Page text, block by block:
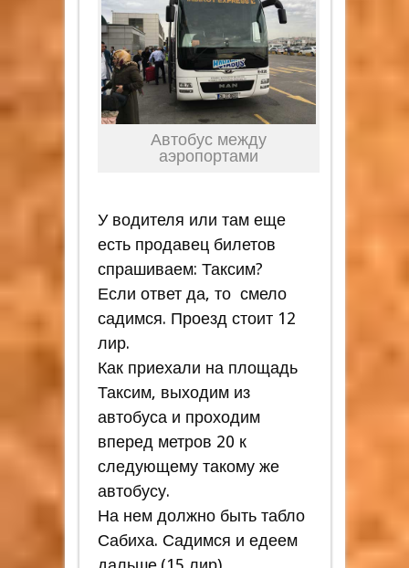
Автобус между
аэропортами
У водителя или там еще
есть продавец билетов
спрашиваем: Таксим?
Если ответ да, то смело
садимся. Проезд стоит 12
лир.
Как приехали на площадь
Таксим, выходим из
автобуса и проходим
вперед метров 20 к
следующему такому же
автобусу.
На нем должно быть табло
Сабиха. Садимся и едеем